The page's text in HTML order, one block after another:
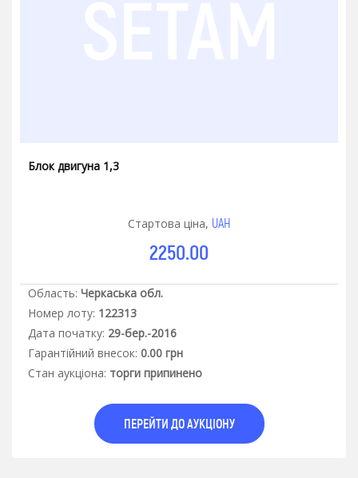
Блок двигуна 1,3
Стартова ціна, UAH
2250.00
Область: Черкаська обл.
Номер лоту: 122313
Дата початку: 29-бер.-2016
Гарантiйний внесок: 0.00 грн
Стан аукцiона: торги припинено
ПЕРЕЙТИ ДО АУКЦІОНУ